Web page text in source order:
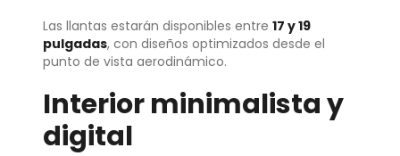
Las llantas estarán disponibles entre 17 y 19
pulgadas, con diseños optimizados desde el
punto de vista aerodinámico.
Interior minimalista y
digital